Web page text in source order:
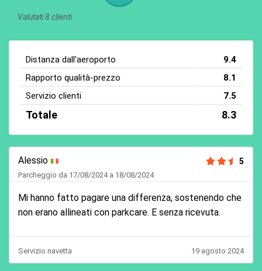
Valutati 8 clienti
Distanza dall'aeroporto
9.4
Rapporto qualità-prezzo
8.1
Servizio clienti
7.5
Totale 8.3
Alessio 5
Parcheggio da 17/08/2024 a 18/08/2024
Mi hanno fatto pagare una differenza, sostenendo che
non erano allineati con parkcare. E senza ricevuta.
Servizio navetta 19 agosto 2024